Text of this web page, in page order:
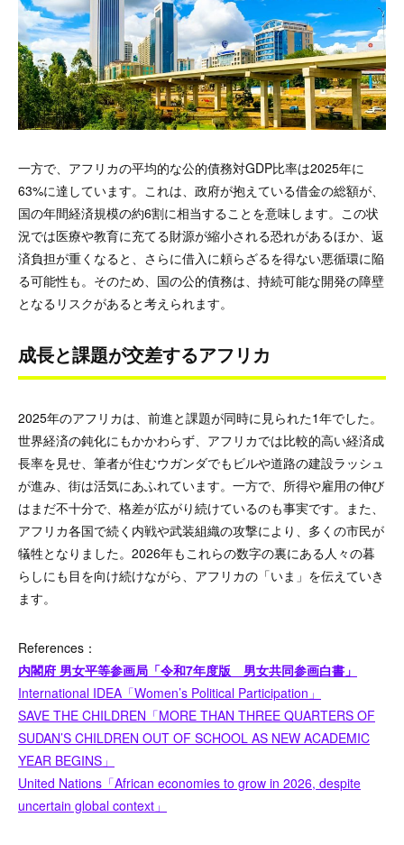
一方で、アフリカの平均的な公的債務対GDP比率は2025年に
63%に達しています。これは、政府が抱えている借金の総額が、
国の年間経済規模の約6割に相当することを意味します。この状
況では医療や教育に充てる財源が縮小される恐れがあるほか、返
済負担が重くなると、さらに借入に頼らざるを得ない悪循環に陥
る可能性も。そのため、国の公的債務は、持続可能な開発の障壁
となるリスクがあると考えられます。
成長と課題が交差するアフリカ
2025年のアフリカは、前進と課題が同時に見られた1年でした。
世界経済の鈍化にもかかわらず、アフリカでは比較的高い経済成
長率を見せ、筆者が住むウガンダでもビルや道路の建設ラッシュ
が進み、街は活気にあふれています。一方で、所得や雇用の伸び
はまだ不十分で、格差が広がり続けているのも事実です。また、
アフリカ各国で続く内戦や武装組織の攻撃により、多くの市民が
犠牲となりました。2026年もこれらの数字の裏にある人々の暮
らしにも目を向け続けながら、アフリカの「いま」を伝えていき
ます。
References：
内閣府 男女平等参画局「令和7年度版 男女共同参画白書」
International IDEA「Women’s Political Participation」
SAVE THE CHILDREN「MORE THAN THREE QUARTERS OF
SUDAN’S CHILDREN OUT OF SCHOOL AS NEW ACADEMIC
YEAR BEGINS」
United Nations「African economies to grow in 2026, despite
uncertain global context」